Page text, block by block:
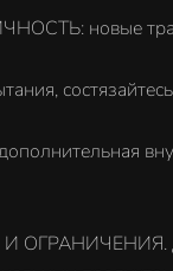
новые
ОГРАНИЧЕНИЯ.